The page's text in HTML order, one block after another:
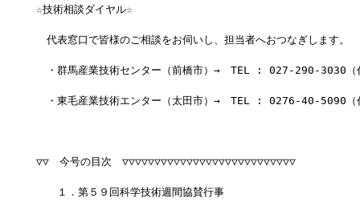
☆技術相談ダイヤル☆
代表窓口で皆様のご相談をお伺いし、担当者へおつなぎします。
・群馬産業技術センター（前橋市）→　TEL : 027-290-3030（
・東毛産業技術エンター（太田市）→　TEL : 0276-40-5090（
▽▽　今号の目次　▽▽▽▽▽▽▽▽▽▽▽▽▽▽▽▽▽▽▽▽▽▽▽▽▽▽▽
１．第５９回科学技術週間協賛行事